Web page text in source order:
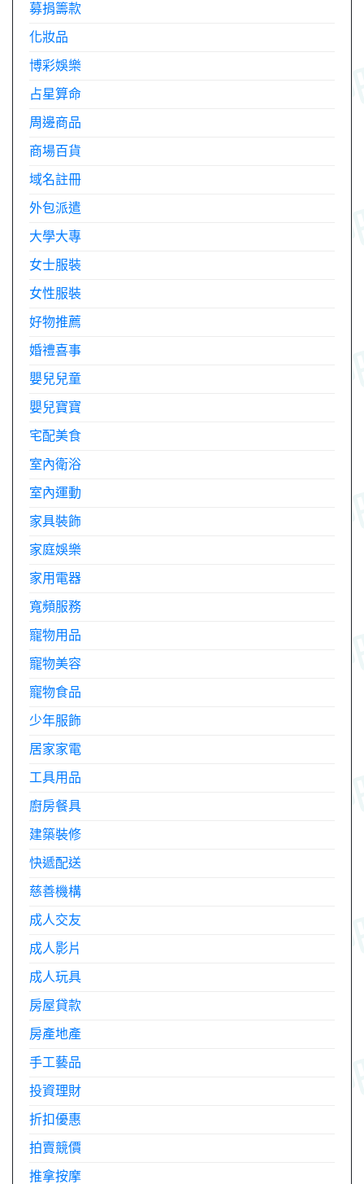
募捐籌款
化妝品
博彩娛樂
占星算命
周邊商品
商場百貨
域名註冊
外包派遣
大學大專
女士服裝
女性服裝
好物推薦
婚禮喜事
嬰兒兒童
嬰兒寶寶
宅配美食
室內衛浴
室內運動
家具裝飾
家庭娛樂
家用電器
寬頻服務
寵物用品
寵物美容
寵物食品
少年服飾
居家家電
工具用品
廚房餐具
建築裝修
快遞配送
慈善機構
成人交友
成人影片
成人玩具
房屋貸款
房產地產
手工藝品
投資理財
折扣優惠
拍賣競價
推拿按摩